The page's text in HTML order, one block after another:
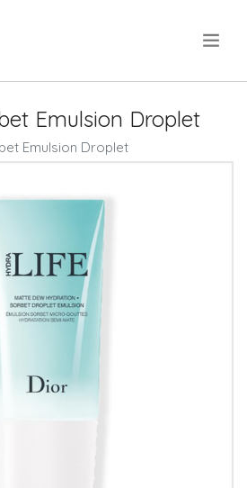
Emulsion Droplet
Emulsion Droplet